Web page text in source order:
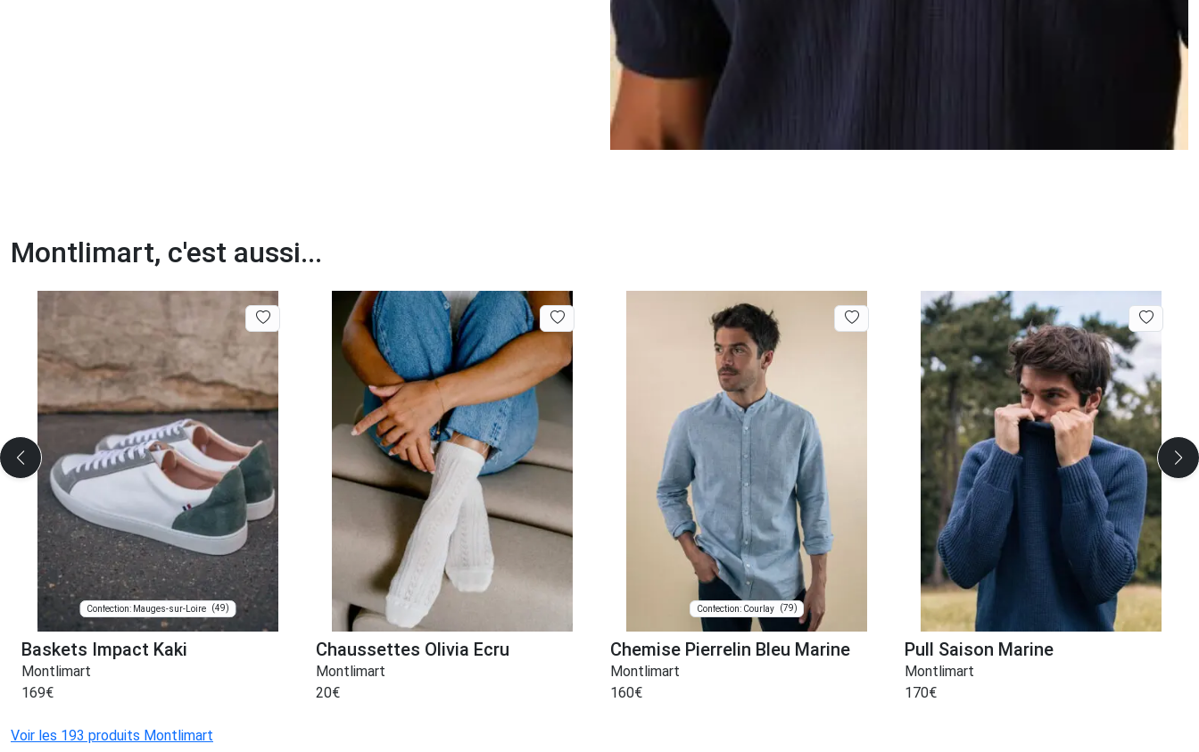
Montlimart, c'est aussi...
Confection: Mauges-sur-Loire (49)
Baskets Impact Kaki
Montlimart
169€
Chaussettes Olivia Ecru
Montlimart
20€
Confection: Courlay (79)
Chemise Pierrelin Bleu Marine
Montlimart
160€
Pull Saison Marine
Montlimart
170€
Voir les 193 produits Montlimart